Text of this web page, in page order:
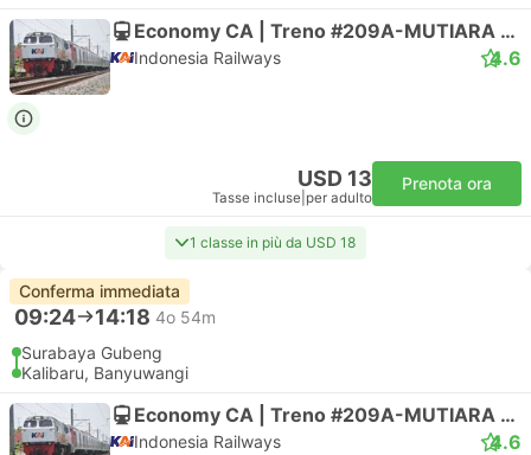
Economy CA | Treno #209A-MUTIARA TIMUR
Indonesia Railways 4.6
USD 13
Tasse incluse per adulto
Prenota ora
1 classe in più da USD 18
Conferma immediata
09:24 14:18 4o 54m
Surabaya Gubeng
Kalibaru, Banyuwangi
Economy CA | Treno #209A-MUTIARA TIMUR
Indonesia Railways 4.6